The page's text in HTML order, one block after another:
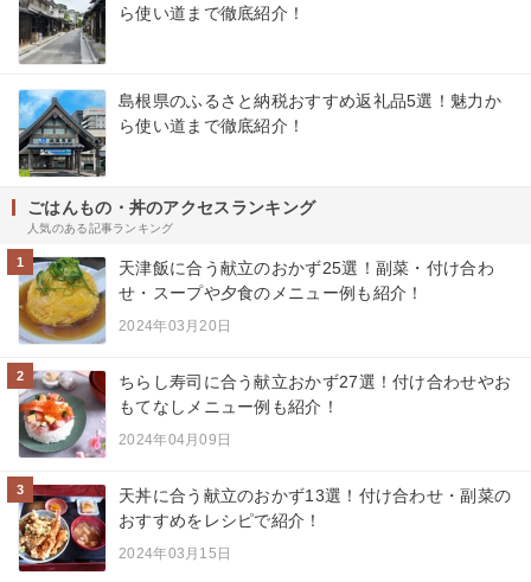
ら使い道まで徹底紹介！
島根県のふるさと納税おすすめ返礼品5選！魅力か
ら使い道まで徹底紹介！
ごはんもの・丼のアクセスランキング
人気のある記事ランキング
1
天津飯に合う献立のおかず25選！副菜・付け合わ
せ・スープや夕食のメニュー例も紹介！
2024年03月20日
2
ちらし寿司に合う献立おかず27選！付け合わせやお
もてなしメニュー例も紹介！
2024年04月09日
3
天丼に合う献立のおかず13選！付け合わせ・副菜の
おすすめをレシピで紹介！
2024年03月15日